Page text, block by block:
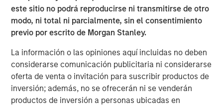
este sitio no podrá reproducirse ni transmitirse de otro
modo, ni total ni parcialmente, sin el consentimiento
previo por escrito de Morgan Stanley.
La información o las opiniones aquí incluidas no deben
considerarse comunicación publicitaria ni considerarse
oferta de venta o invitación para suscribir productos de
inversión; además, no se ofrecerán ni se venderán
productos de inversión a personas ubicadas en
Topics of Discussion:
Direct Lending Market Update
Soft, Where? AI & Implications for Software
Investment Strategy & Positioning
Direct Lending Market Update